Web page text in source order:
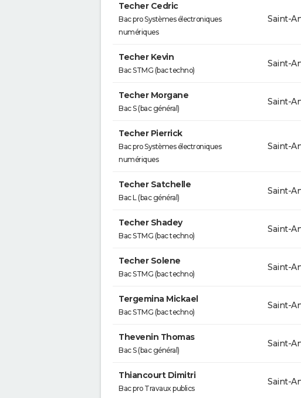
Techer Cedric
Bac pro Systèmes électroniques
numériques
Saint-
Techer Kevin
Bac STMG (bac techno)
Saint-
Techer Morgane
Bac S (bac général)
Saint-
Techer Pierrick
Bac pro Systèmes électroniques
numériques
Saint-
Techer Satchelle
Bac L (bac général)
Saint-
Techer Shadey
Bac STMG (bac techno)
Saint-
Techer Solene
Bac STMG (bac techno)
Saint-
Tergemina Mickael
Bac STMG (bac techno)
Saint-
Thevenin Thomas
Bac S (bac général)
Saint-
Thiancourt Dimitri
Bac pro Travaux publics
Saint-